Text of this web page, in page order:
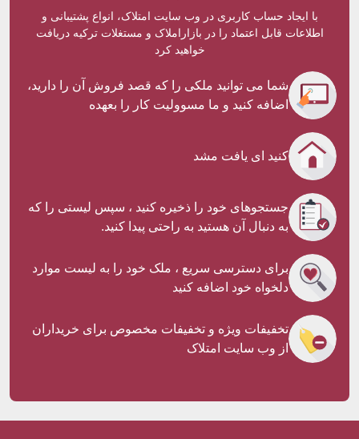
با ایجاد حساب کاربری در وب سایت امتلاک، انواع پشتیبانی و
اطلاعات قابل اعتماد را در بازاراملاک و مستغلات ترکیه دریافت
خواهید کرد
شما می توانید ملکی را كه قصد فروش آن را داريد،
اضافه کنید و ما مسووليت كار را بعهده
کنید ای یافت مشد
جستجوهای خود را ذخیره کنید ، سپس لیستی را که
به دنبال آن هستید به راحتی پیدا کنید.
برای دسترسی سریع ، ملک خود را به لیست موارد
دلخواه خود اضافه کنید
تخفيفات ويژه و تخفيفات مخصوص برای خريداران
از وب سايت امتلاک